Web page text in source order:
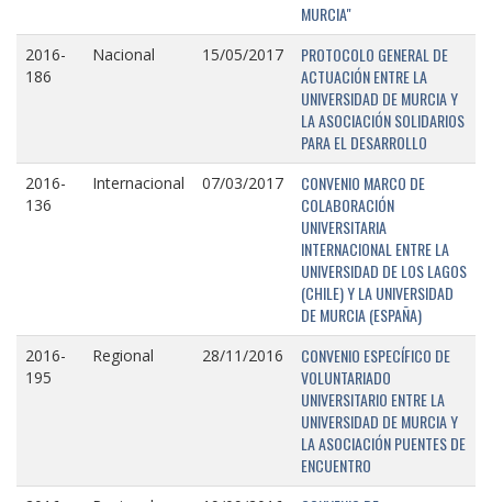
MURCIA"
2016-
186
Nacional 15/05/2017
PROTOCOLO GENERAL DE
ACTUACIÓN ENTRE LA
UNIVERSIDAD DE MURCIA Y
LA ASOCIACIÓN SOLIDARIOS
PARA EL DESARROLLO
2016-
136
Internacional 07/03/2017
CONVENIO MARCO DE
COLABORACIÓN
UNIVERSITARIA
INTERNACIONAL ENTRE LA
UNIVERSIDAD DE LOS LAGOS
(CHILE) Y LA UNIVERSIDAD
DE MURCIA (ESPAÑA)
2016-
195
Regional 28/11/2016
CONVENIO ESPECÍFICO DE
VOLUNTARIADO
UNIVERSITARIO ENTRE LA
UNIVERSIDAD DE MURCIA Y
LA ASOCIACIÓN PUENTES DE
ENCUENTRO